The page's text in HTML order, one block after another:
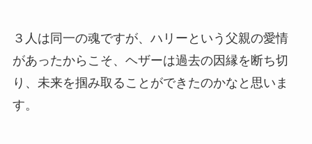
３人は同一の魂ですが、ハリーという父親の愛情
があったからこそ、ヘザーは過去の因縁を断ち切
り、未来を掴み取ることができたのかなと思いま
す。